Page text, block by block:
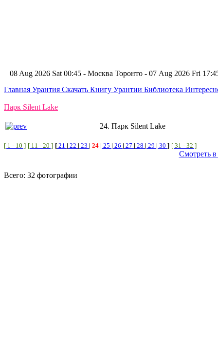
08 Aug 2026 Sat 00:45 - Москва Торонто - 07 Aug 2026 Fri
Главная Урантия Скачать Книгу Урантии Библиотека
Парк Silent Lake
24. Парк Silent Lake
[ 1 - 10 ] [ 11 - 20 ] [ 21 | 22 | 23 | 24 | 25 | 26 | 27 | 28 | 29 | 30 ] [ 31 - 32 ]
Смотреть
Всего: 32 фотографии